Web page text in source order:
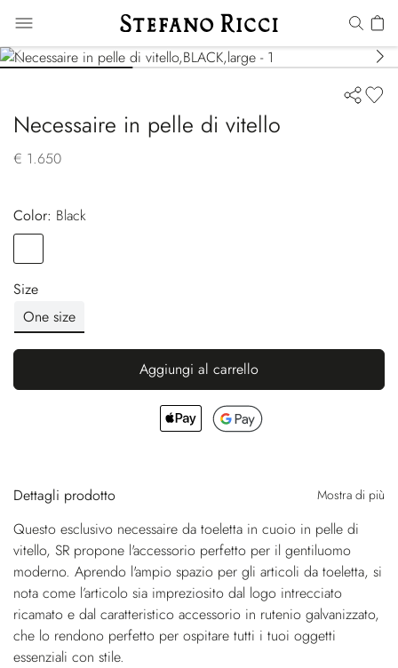
Necessaire in pelle di vitello
€ 1.650
Color:
black
Size
One size
Aggiungi al carrello
Dettagli prodotto Mostra di più
Questo esclusivo necessaire da toeletta in cuoio in pelle di
vitello, SR propone l'accessorio perfetto per il gentiluomo
moderno. Aprendo l'ampio spazio per gli articoli da toeletta, si
nota come l’articolo sia impreziosito dal logo intrecciato
ricamato e dal caratteristico accessorio in rutenio galvanizzato,
che lo rendono perfetto per ospitare tutti i tuoi oggetti
essenziali con stile.